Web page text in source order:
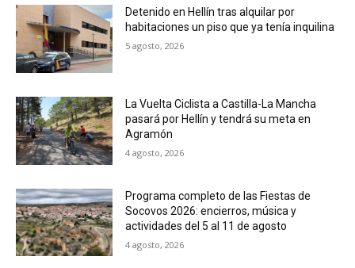
Detenido en Hellín tras alquilar por
habitaciones un piso que ya tenía inquilina
5 agosto, 2026
La Vuelta Ciclista a Castilla-La Mancha
pasará por Hellín y tendrá su meta en
Agramón
4 agosto, 2026
Programa completo de las Fiestas de
Socovos 2026: encierros, música y
actividades del 5 al 11 de agosto
4 agosto, 2026